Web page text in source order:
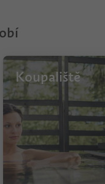
Koupaliště